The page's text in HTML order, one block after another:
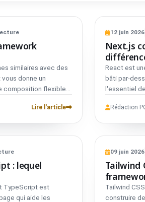
similaires avec des
donne un
composition flexible,
Le bon choix
que vous puissiez
les tendances.
Lire l'article
VS
FRONTEND
Next.js
vs
React
12 juin 2026
Next.js
React est
bâti par-
l'essentiel
stratégies
ce que vous
Rédaction
: lequel
TypeScript est
qui aide les
VS
FRONTEND
Tailwind
vs
Bootstrap
09 juin 2026
Tailwind
Tailwind
construire